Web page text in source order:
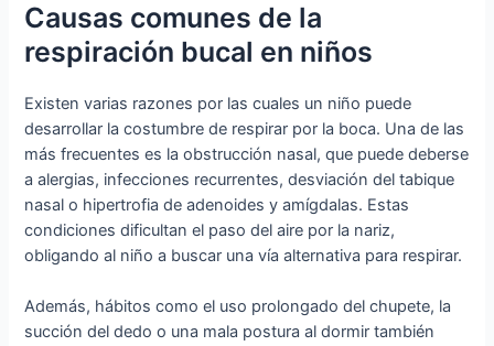
Causas comunes de la
respiración bucal en niños
Existen varias razones por las cuales un niño puede
desarrollar la costumbre de respirar por la boca. Una de las
más frecuentes es la obstrucción nasal, que puede deberse
a alergias, infecciones recurrentes, desviación del tabique
nasal o hipertrofia de adenoides y amígdalas. Estas
condiciones dificultan el paso del aire por la nariz,
obligando al niño a buscar una vía alternativa para respirar.
Además, hábitos como el uso prolongado del chupete, la
succión del dedo o una mala postura al dormir también